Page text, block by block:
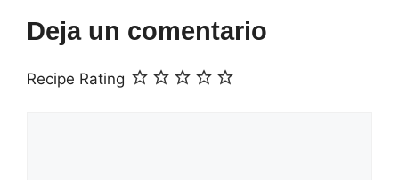
Deja un comentario
Recipe Rating